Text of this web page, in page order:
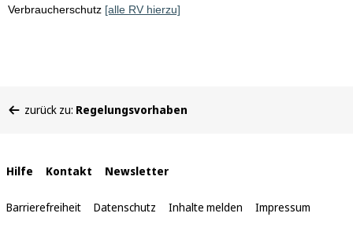
Verbraucherschutz [alle RV hierzu]
befinden
zurück zu: Regelungsvorhaben
Interne
Links
Hilfe Kontakt Newsletter
Barrierefreiheit Datenschutz Inhalte melden Impressum